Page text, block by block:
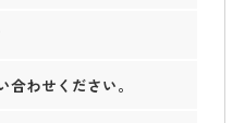
合わせください。